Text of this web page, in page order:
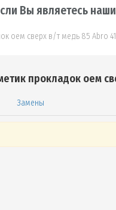
Вы являетесь
оем сверх в/т медь 85 Abro
прокладок оем
Замены